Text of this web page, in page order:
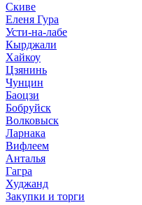
Скиве
Еленя Гура
Усти-на-лабе
Кырджали
Хайкоу
Цзянинь
Чунцин
Баоцзи
Бобруйск
Волковыск
Ларнака
Вифлеем
Анталья
Гагра
Худжанд
Закупки и торги